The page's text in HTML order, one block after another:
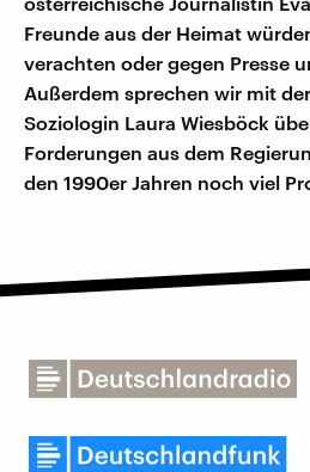
Freunde aus der Heimat
verachten oder gegen Presse
Außerdem sprechen wir mit
Soziologin Laura Wiesböck
Forderungen aus dem
den 1990er Jahren noch viel